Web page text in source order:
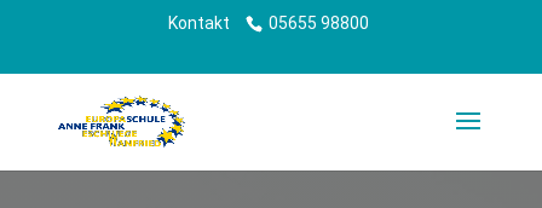
Kontakt 05655 98800